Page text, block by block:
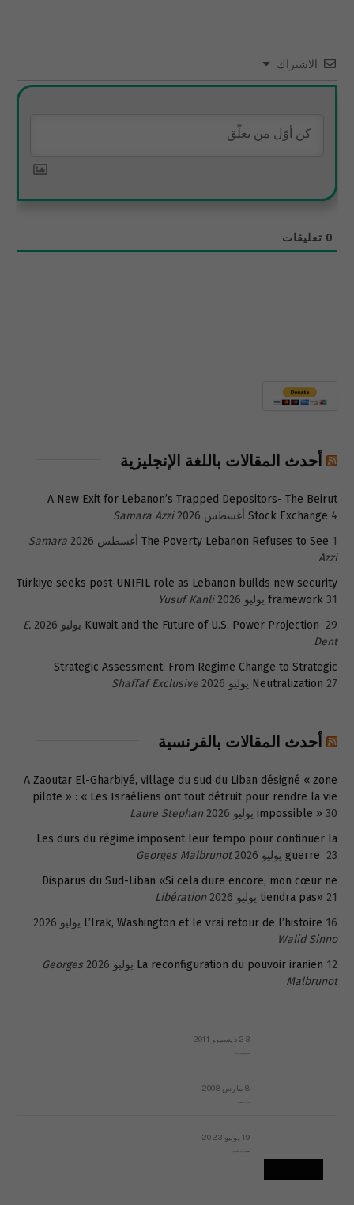
الاشتراك
0 تعليقات
أحدث المقالات باللغة الإنجليزية
A New Exit for Lebanon’s Trapped Depositors- The Beirut
Stock Exchange 4 أغسطس 2026
Samara Azzi
The Poverty Lebanon Refuses to See 1 أغسطس 2026
Samara
Azzi
Türkiye seeks post-UNIFIL role as Lebanon builds new security
framework 31 يوليو 2026
Yusuf Kanli
Kuwait and the Future of U.S. Power Projection 29 يوليو 2026
E.
Dent
Strategic Assessment: From Regime Change to Strategic
Neutralization 27 يوليو 2026 Shaffaf Exclusive
أحدث المقالات بالفرنسية
A Zaoutar El-Gharbiyé, village du sud du Liban désigné « zone
pilote » : « Les Israéliens ont tout détruit pour rendre la vie
impossible » 30 يوليو 2026
Laure Stephan
Les durs du régime imposent leur tempo pour continuer la
guerre 23 يوليو 2026
Georges Malbrunot
Disparus du Sud-Liban «Si cela dure encore, mon cœur ne
tiendra pas» 21 يوليو 2026
Libération
L’Irak, Washington et le vrai retour de l’histoire 16 يوليو 2026
Walid Sinno
La reconfiguration du pouvoir iranien 12 يوليو 2026
Georges
Malbrunot
23 ديسمبر 2011
8 مارس 2008
19 يوليو 2023